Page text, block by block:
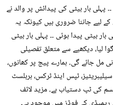
پہلی بار بیٹی کی پیدائش پر والد نے
کے لیے جاننا ضروری ہیں کیونکہ یہ
بیٹی پیدا ہوئی ۔۔ پہلی بار بیٹی
لیا، دیکھیے سے متعلق تفصیلی
مل جائے گی۔ ہمارے پیج پر کھانوں،
ٹپس اینڈ ٹرکس، ہربلسٹ
کی ٹپ دستیاب ہے۔ مزید لائف